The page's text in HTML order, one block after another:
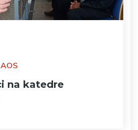
AOS
na katedre